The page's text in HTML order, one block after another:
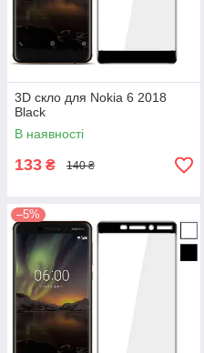
3D скло для Nokia 6 2018
Black
В наявності
133 ₴ 140 ₴
–5%